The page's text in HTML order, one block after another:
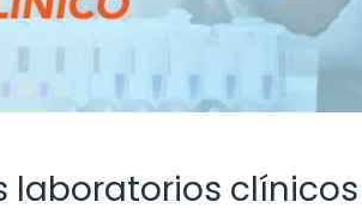
laboratorios